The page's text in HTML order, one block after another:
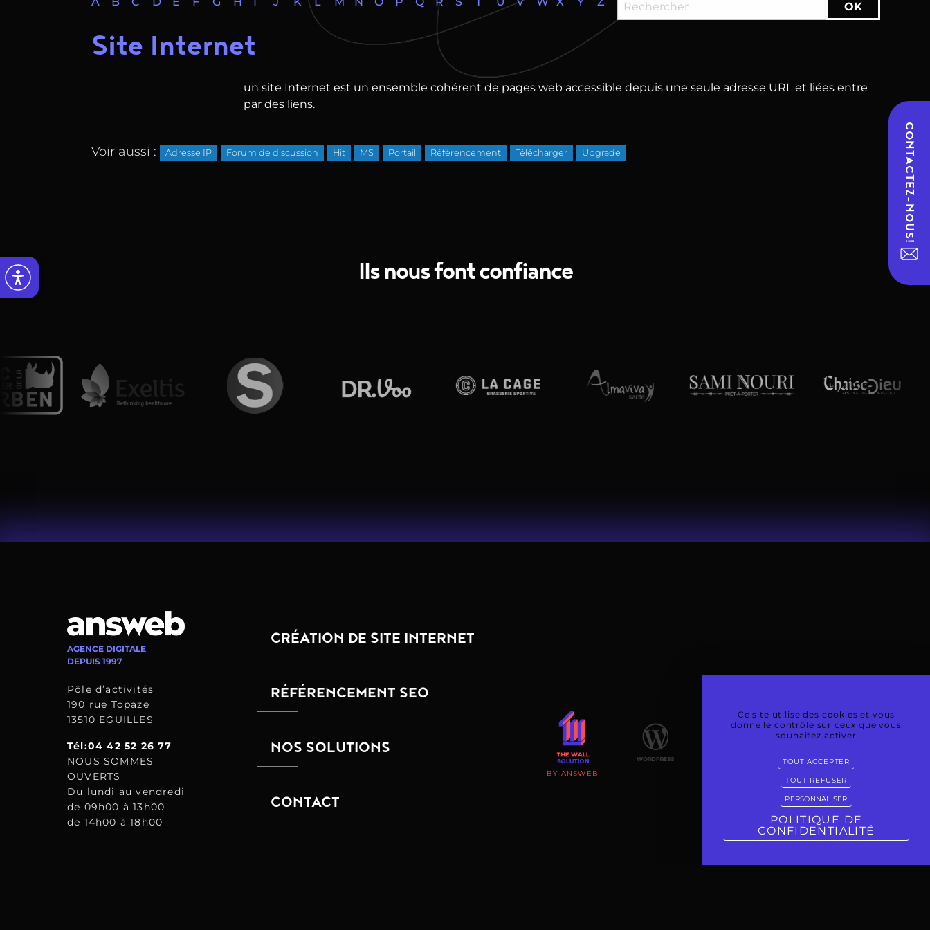
CONTACTEZ-NOUS!
Site Internet
un site Internet est un ensemble cohérent de pages web accessible depuis une seule adresse URL et liées entre
par des liens.
Voir aussi : Adresse IP Forum de discussion Hit MS Portail Référencement Télécharger Upgrade
Ils nous font confiance
AGENCE DIGITALE
DEPUIS 1997
Pôle d’activités
190 rue Topaze
13510 EGUILLES
Tél:04 42 52 26 77
NOUS SOMMES
OUVERTS
Du lundi au vendredi
de 09h00 à 13h00
de 14h00 à 18h00
CRÉATION DE SITE INTERNET
RÉFÉRENCEMENT SEO
NOS SOLUTIONS
CONTACT
BY ANSWEB
Ce site utilise des cookies et vous
donne le contrôle sur ceux que vous
souhaitez activer
TOUT ACCEPTER
TOUT REFUSER
PERSONNALISER
POLITIQUE DE
CONFIDENTIALITÉ